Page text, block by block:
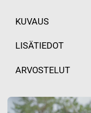
KUVAUS
LISÄTIEDOT
ARVOSTELUT